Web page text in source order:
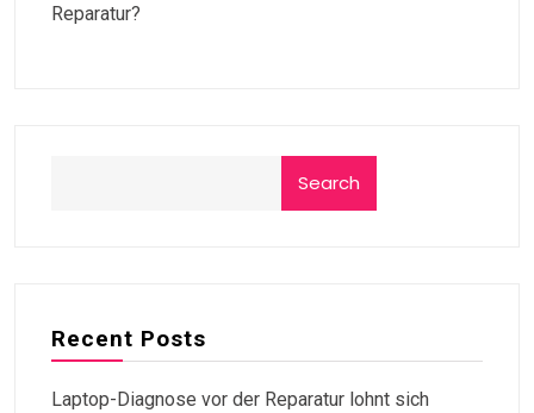
Reparatur?
Search
Recent Posts
Laptop-Diagnose vor der Reparatur lohnt sich